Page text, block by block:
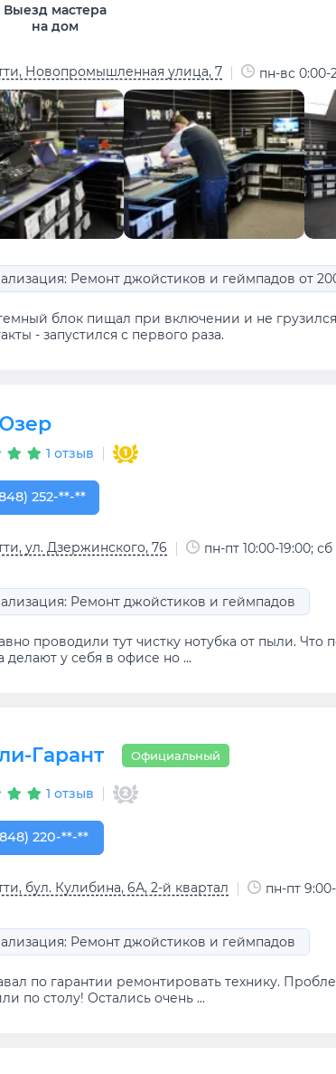
Выезд мастера
на дом
Новопромышленная улица, 7 пн-вс 0:00-
Ремонт джойстиков и геймпадов от
блок пищал при включении и не
- запустился с первого раза.
1 отзыв
252-99-12
252-**-**
ул. Дзержинского, 76 пн-пт 10:00-19:00; сб
Ремонт джойстиков и геймпадов
проводили тут чистку нотубка от пыли.
делают у себя в офисе но ...
Гарант Официальный
1 отзыв
220-32-42
220-**-**
бул. Кулибина, 6А, 2-й квартал пн-пт
Ремонт джойстиков и геймпадов
по гарантии ремонтировать технику.
по столу! Остались очень ...